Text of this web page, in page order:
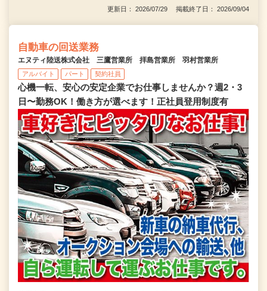
更新日： 2026/07/29 掲載終了日： 2026/09/04
自動車の回送業務
エヌティ陸送株式会社 三鷹営業所 拝島営業所 羽村営業所
アルバイト パート 契約社員
心機一転、安心の安定企業でお仕事しませんか？週2・3
日〜勤務OK！働き方が選べます！正社員登用制度有